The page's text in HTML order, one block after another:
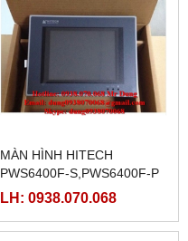
MÀN HÌNH HITECH
PWS6400F-S,PWS6400F-P
LH: 0938.070.068